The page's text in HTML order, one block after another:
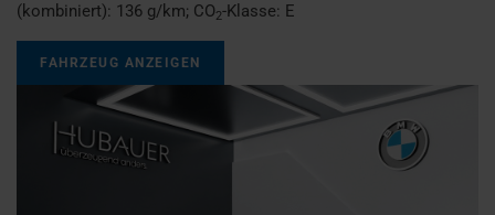
(kombiniert): 136 g/km; CO2-Klasse: E
FAHRZEUG ANZEIGEN